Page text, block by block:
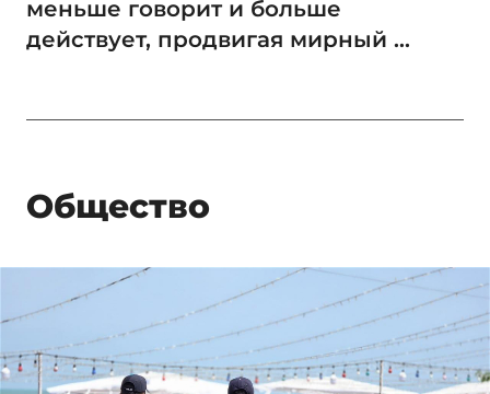
меньше говорит и больше
действует, продвигая мирный ...
Общество